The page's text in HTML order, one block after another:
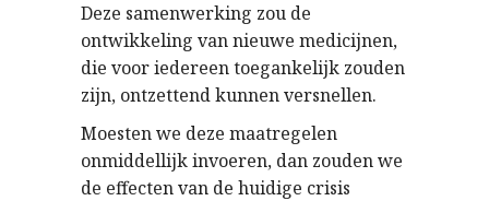
Deze samenwerking zou de
ontwikkeling van nieuwe medicijnen,
die voor iedereen toegankelijk zouden
zijn, ontzettend kunnen versnellen.
Moesten we deze maatregelen
onmiddellijk invoeren, dan zouden we
de effecten van de huidige crisis